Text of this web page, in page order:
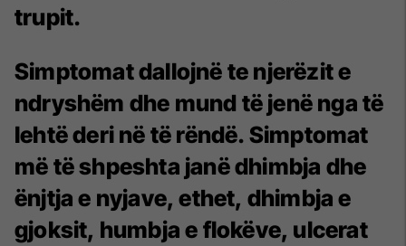
trupit.
Simptomat dallojnë te njerëzit e
ndryshëm dhe mund të jenë nga të
lehtë deri në të rëndë. Simptomat
më të shpeshta janë dhimbja dhe
ënjtja e nyjave, ethet, dhimbja e
gjoksit, humbja e flokëve, ulcerat